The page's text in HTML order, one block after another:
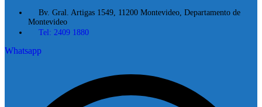
Bv. Gral. Artigas 1549, 11200 Montevideo, Departamento de
Montevideo
Tel: 2409 1880
Whatsapp